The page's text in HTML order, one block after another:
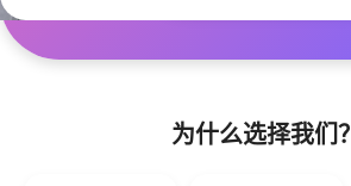
为什么选择我们？